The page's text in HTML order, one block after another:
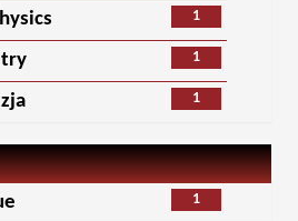
1
1
1
1